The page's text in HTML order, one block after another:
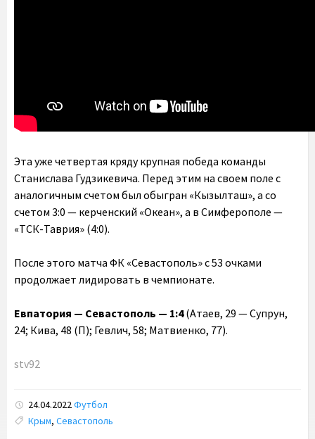
Эта уже четвертая кряду крупная победа команды
Станислава Гудзикевича. Перед этим на своем поле с
аналогичным счетом был обыгран «Кызылташ», а со
счетом 3:0 — керченский «Океан», а в Симферополе —
«ТСК-Таврия» (4:0).
После этого матча ФК «Севастополь» с 53 очками
продолжает лидировать в чемпионате.
Евпатория — Севастополь — 1:4(Атаев, 29 — Супрун,
24; Кива, 48 (П); Гевлич, 58; Матвиенко, 77).
stv92
24.04.2022Футбол
Tags:
Крым, Севастополь